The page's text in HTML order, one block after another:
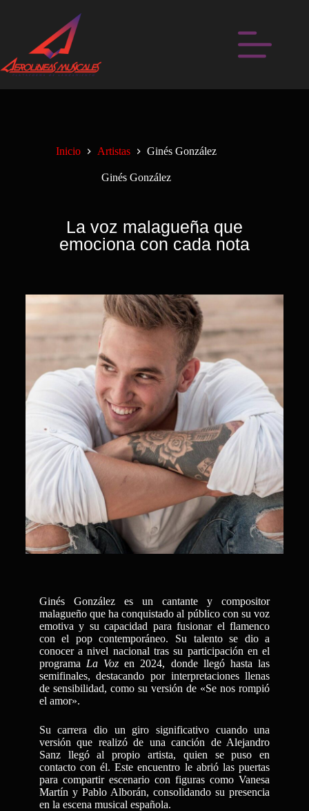
Inicio Artistas Ginés González
Ginés González
La voz malagueña que
emociona con cada nota
Ginés González es un cantante y compositor
malagueño que ha conquistado al público con su voz
emotiva y su capacidad para fusionar el flamenco
con el pop contemporáneo.
Su talento se dio a
conocer a nivel nacional tras su participación en el
programa La Voz en 2024, donde llegó hasta las
semifinales, destacando por interpretaciones llenas
de sensibilidad, como su versión de «Se nos rompió
el amor».
Su carrera dio un giro significativo cuando una
versión que realizó de una canción de Alejandro
Sanz llegó al propio artista, quien se puso en
contacto con él. Este encuentro le abrió las puertas
para compartir escenario con figuras como Vanesa
Martín y Pablo Alborán, consolidando su presencia
en la escena musical española.